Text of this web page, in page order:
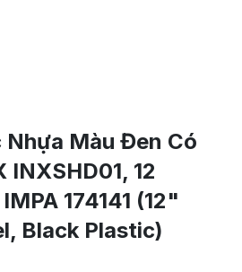
Nhựa Màu Đen Có
INXSHD01, 12
174141 (12"
Black Plastic)